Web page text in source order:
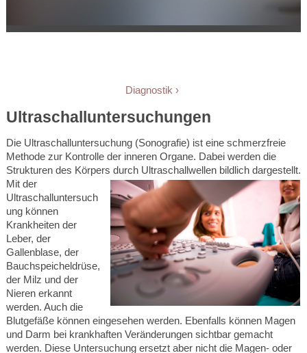
Diagnostik
Ultraschalluntersuchungen
Die Ultraschalluntersuchung (Sonografie) ist eine schmerzfreie
Methode zur Kontrolle der inneren Organe. Dabei werden die
Strukturen des Körpers durch Ultraschallwellen bildlich dargestellt.
Mit der
Ultraschalluntersuch
ung können
Krankheiten der
Leber, der
Gallenblase, der
Bauchspeicheldrüse,
der Milz und der
Nieren erkannt
werden. Auch die
Blutgefäße können eingesehen werden. Ebenfalls können Magen
und Darm bei krankhaften Veränderungen sichtbar gemacht
werden. Diese Untersuchung ersetzt aber nicht die Magen- oder